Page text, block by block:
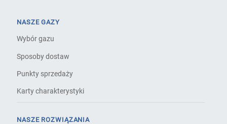
NASZE GAZY
Wybór gazu
Sposoby dostaw
Punkty sprzedaży
Karty charakterystyki
NASZE ROZWIĄZANIA